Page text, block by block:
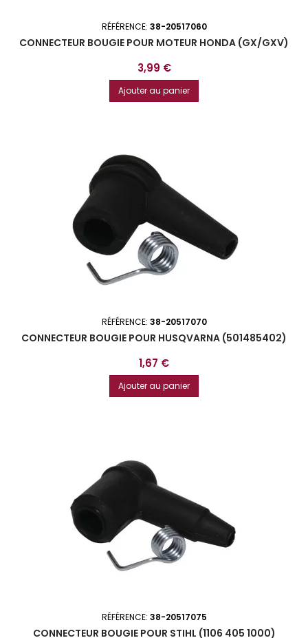
RÉFÉRENCE: 38-20517060
CONNECTEUR BOUGIE POUR MOTEUR HONDA (GX/GXV)
Prix
3,99 €
Ajouter au panier
RÉFÉRENCE: 38-20517070
CONNECTEUR BOUGIE POUR HUSQVARNA (501485402)
Prix
1,67 €
Ajouter au panier
RÉFÉRENCE: 38-20517075
CONNECTEUR BOUGIE POUR STIHL (1106 405 1000)